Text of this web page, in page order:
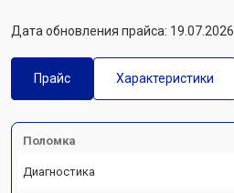
Дата обновления прайса: 19.07.2026
Прайс Характеристики
Поломка
Диагностика